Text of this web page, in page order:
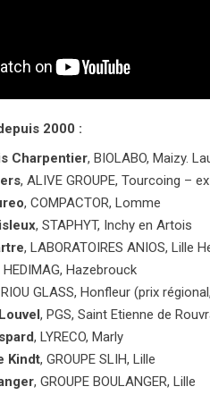
2000 :
Charpentier, BIOLABO, Maizy.
, ALIVE GROUPE, Tourcoing –
, COMPACTOR, Lomme
, STAPHYT, Inchy en Artois
, LABORATOIRES ANIOS, Lille
HEDIMAG, Hazebrouck
GLASS, Honfleur (prix
, PGS, Saint Etienne de
, LYRECO, Marly
Kindt, GROUPE SLIH, Lille
, GROUPE BOULANGER, Lille